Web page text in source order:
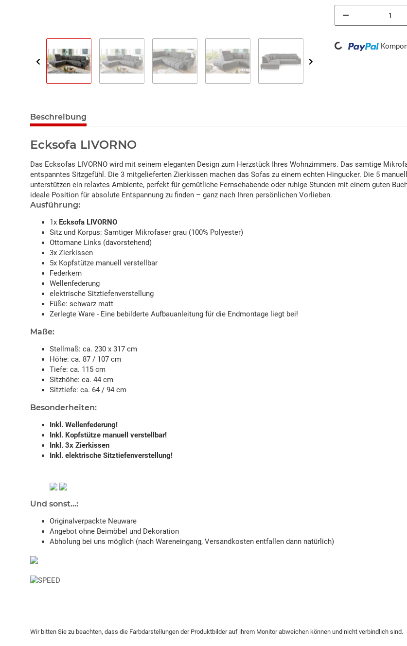
Loading...
Beschreibung
Ecksofa LIVORNO
Das Ecksofas LIVORNO wird mit seinem eleganten Design zum Herzstück Ihres Wohnzimmers. Das samtige
entspanntes Sitzgefühl. Die 3 mitgelieferten Zierkissen machen das Sofas zu einem echten Hingucker. Die 5
unterstützen ein relaxtes Ambiente, perfekt für gemütliche Fernsehabende oder ruhige Stunden mit einem guten
ideale Position für absolute Entspannung zu finden – ganz nach Ihren persönlichen Vorlieben.
Ausführung:
1x Ecksofa LIVORNO
Sitz und Korpus: Samtiger Mikrofaser grau (100% Polyester)
Ottomane Links (davorstehend)
3x Zierkissen
5x Kopfstütze manuell verstellbar
Federkern
Wellenfederung
elektrische Sitztiefenverstellung
Füße: schwarz matt
Zerlegte Ware - Eine bebilderte Aufbauanleitung für die Endmontage liegt bei!
Maße:
Stellmaß: ca. 230 x 317 cm
Höhe: ca. 87 / 107 cm
Tiefe: ca. 115 cm
Sitzhöhe: ca. 44 cm
Sitztiefe: ca. 64 / 94 cm
Besonderheiten:
Inkl. Wellenfederung!
Inkl. Kopfstütze manuell verstellbar!
Inkl. 3x Zierkissen
Inkl. elektrische Sitztiefenverstellung!
Und sonst...:
Originalverpackte Neuware
Angebot ohne Beimöbel und Dekoration
Abholung bei uns möglich (nach Wareneingang, Versandkosten entfallen dann natürlich)
Wir bitten Sie zu beachten, dass die Farbdarstellungen der Produktbilder auf ihrem Monitor abweichen können und nicht verbindlich sind.